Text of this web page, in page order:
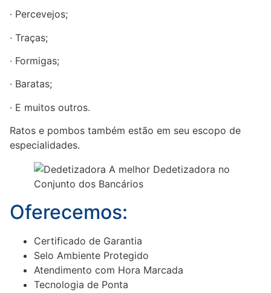
· Percevejos;
· Traças;
· Formigas;
· Baratas;
· E muitos outros.
Ratos e pombos também estão em seu escopo de
especialidades.
Oferecemos:
Certificado de Garantia
Selo Ambiente Protegido
Atendimento com Hora Marcada
Tecnologia de Ponta